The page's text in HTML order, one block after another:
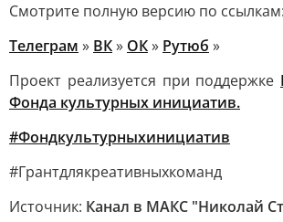
Смотрите полную версию по ссылкам:
Телеграм » ВК» ОК» Рутюб »
Проект реализуется при поддержке
Фонда культурных инициатив.
#Фондкультурныхинициатив
#Грантдлякреативныхкоманд
Источник: Канал в МАКС "Николай